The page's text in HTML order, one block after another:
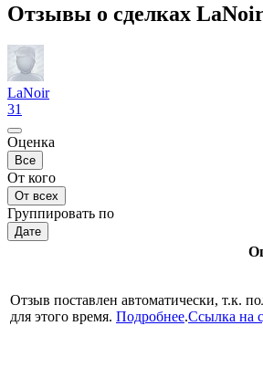
Отзывы о сделках
LaNoir
31
Оценка
Все
От кого
От всех
Группировать по
Дате
Отзыв поставлен автоматически, т.к.
для этого время. Подробнее.Ссылка на